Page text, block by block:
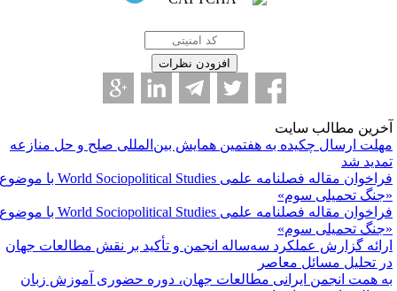
مطالب سایت
ارسال چکیده به هفتمین همایش بین‌المللی صلح و حل منازعه
شد
فراخوان مقاله فصلنامه علمی World Sociopolitical Studies با موضوع
تحمیلی سوم»
فراخوان مقاله فصلنامه علمی World Sociopolitical Studies با موضوع
تحمیلی سوم»
گزارش عملکرد سه‌ساله انجمن و تأکید بر نقش مطالعات جهان
تحلیل مسائل معاصر
همت انجمن ایرانی مطالعات جهان، دوره حضوری آموزش زبان